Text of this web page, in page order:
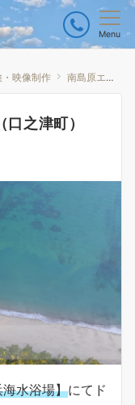
Menu
・映像制作 南島原エリア
之津町）
水浴場】にてド